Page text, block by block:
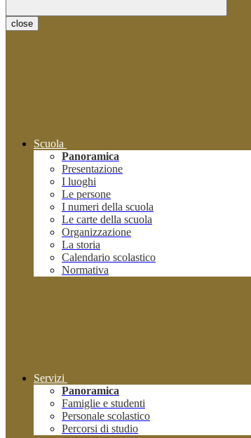
close
Scuola
Panoramica
Presentazione
I luoghi
Le persone
I numeri della scuola
Le carte della scuola
Organizzazione
La storia
Calendario scolastico
Normativa
Servizi
Panoramica
Famiglie e studenti
Personale scolastico
Percorsi di studio